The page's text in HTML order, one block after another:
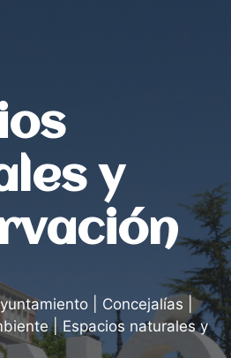
y
Concejalías
| Espacios naturales y